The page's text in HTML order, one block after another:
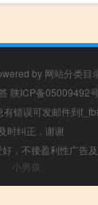
by 网站分类目
陕ICP备05009492号
错误可发邮件到
时纠正，谢谢
，不接盈利性广告
小男孩